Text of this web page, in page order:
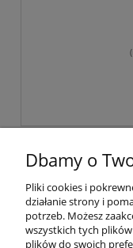
«
Dbamy o
Pliki cookies i
działanie strony i
potrzeb. Możesz
wszystkich tych
plików do swoich